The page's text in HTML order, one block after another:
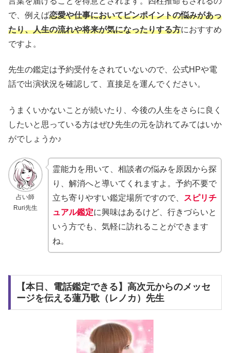
で、例えば恋愛や仕事においてピンポイントの悩みがあっ
たり、人生の流れや将来が気になったりする方におすすめ
ですよ。
先生の鑑定は予約受付をされていないので、公式HPや電
話で出演状況を確認して、直接足を運んでください。
うまくいかないことが続いたり、今後の人生をさらに良く
したいと思っている方はぜひ先生の元を訪れてみてはいか
がでしょうか♪
占い師
Ruri先生
霊能力を用いて、相談者の悩みを原因から探
り、解消へと導いてくれますよ。予約不要で
立ち寄りやすい鑑定場所ですので、
スピリチ
ュアル鑑定に興味はあるけど、行きづらいと
いう方でも、気軽に訪れることができます
ね。
【本日、電話鑑定できる】高次元からのメッセ
ージを伝える蓮乃歌（レノカ）先生